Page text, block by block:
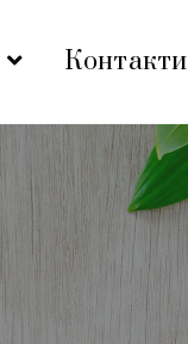
Контакти